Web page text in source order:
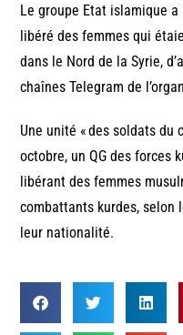
Le groupe Etat islamique
libéré des femmes qui
dans le Nord de la Syrie,
chaînes Telegram de
Une unité « des soldats du
octobre, un QG des forces
libérant des femmes
combattants kurdes, selon
leur nationalité.